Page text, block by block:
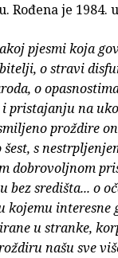
Rođena je 1984.
pjesmi koja
o stravi
o
pristajanju na
proždire
s
dobrovoljnom
bez središta... o
kojemu interesne
u stranke,
našu sve